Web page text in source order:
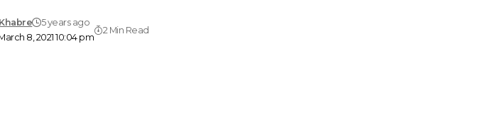
8, 2021 10:04 pm
5 years ago
2 Min Read